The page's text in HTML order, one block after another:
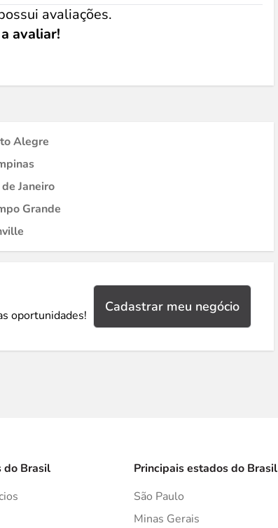
avaliações.
avaliar!
Alegre
de Janeiro
Grande
oportunidades!
Cadastrar meu negócio
do Brasil
Principais estados do Brasil
São Paulo
Minas Gerais